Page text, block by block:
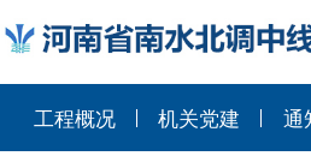
工程概况 机关党建 通